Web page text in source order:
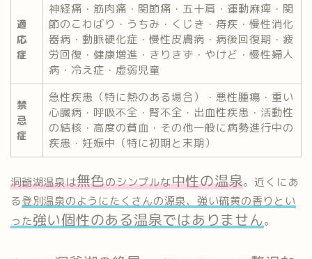
適
応
症
神経痛・筋肉痛・関節痛・五十肩・運動麻痺・関
節のこわばり・うちみ・くじき・痔疾・慢性消化
器病・動脈硬化症・慢性皮膚病・病後回復期・疲
労回復・健康増進・きりきず・やけど・慢性婦人
病・冷え症・虚弱児童
禁
忌
症
急性疾患（特に熱のある場合）・悪性腫瘍・重い
心臓病・呼吸不全・腎不全・出血性疾患・活動性
の結核・高度の貧血・その他一般に病勢進行中の
疾患・妊娠中（特に初期と末期）
洞爺湖温泉は無色のシンプルな中性の温泉。近くにあ
る登別温泉のようにたくさんの源泉、強い硫黄の香りとい
った強い個性のある温泉ではありません。